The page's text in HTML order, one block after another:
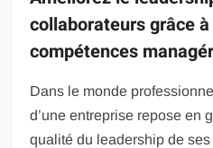
collaborateurs grâce
compétences
Dans le monde
d’une entreprise repose en
qualité du leadership de